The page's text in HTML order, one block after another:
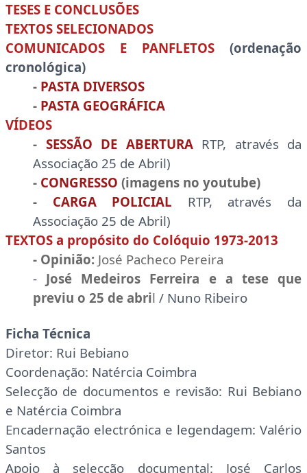
TESES E CONCLUSÕES
TEXTOS SELECIONADOS
COMUNICADOS E PANFLETOS (ordenação
cronológica)
- PASTA DIVERSOS
- PASTA GEOGRÁFICA
VÍDEOS
- SESSÃO DE ABERTURA RTP, através da
Associação 25 de Abril)
- CONGRESSO (imagens no youtube)
- CARGA POLICIAL RTP, através da
Associação 25 de Abril)
TEXTOS a propósito do Colóquio 1973-2013
- Opinião: José Pacheco Pereira
- José Medeiros Ferreira e a tese que
previu o 25 de abril / Nuno Ribeiro
Ficha Técnica
Diretor: Rui Bebiano
Coordenação: Natércia Coimbra
Selecção de documentos e revisão: Rui Bebiano
e Natércia Coimbra
Encadernação electrónica e legendagem: Valério
Santos
Apoio à selecção documental: José Carlos